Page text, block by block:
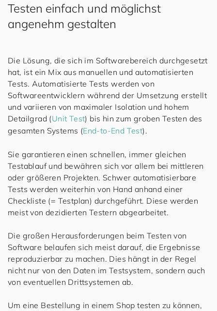
Testen einfach und möglichst
angenehm gestalten
Die Lösung, die sich im Softwarebereich durchgesetzt
hat, ist ein Mix aus manuellen und automatisierten
Tests. Automatisierte Tests werden von
Softwareentwicklern während der Umsetzung erstellt
und variieren von maximaler Isolation und hohem
Detailgrad (Unit Test) bis hin zum groben Testen des
gesamten Systems (End-to-End Test).
Sie garantieren einen schnellen, immer gleichen
Testablauf und bewähren sich vor allem bei mittleren
oder größeren Projekten. Schwer automatisierbare
Tests werden weiterhin von Hand anhand einer
Checkliste (= Testplan) durchgeführt. Diese werden
meist von dezidierten Testern abgearbeitet.
Die großen Herausforderungen beim Testen von
Software belaufen sich meist darauf, die Ergebnisse
reproduzierbar zu machen. Dies hängt in der Regel
nicht nur von den Daten im Testsystem, sondern auch
von eventuellen Drittsystemen ab.
Um eine Bestellung in einem Shop testen zu können,